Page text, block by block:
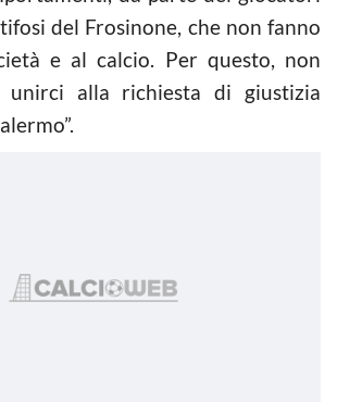
del Frosinone, che non fanno
e al calcio. Per questo, non
unirci alla richiesta di giustizia